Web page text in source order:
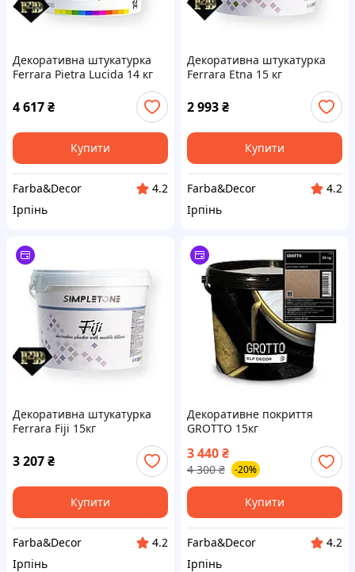
Декоративна штукатурка
Ferrara Pietra Lucida 14 кг
4 617₴
Купити
Farba&Decor
4.2
Ірпінь
Декоративна штукатурка
Ferrara Etna 15 кг
2 993₴
Купити
Farba&Decor
4.2
Ірпінь
Декоративна штукатурка
Ferrara Fiji 15кг
3 207₴
Купити
Farba&Decor
4.2
Ірпінь
Декоративне покриття
GROTTO 15кг
3 440₴
4 300 ₴ -20%
Купити
Farba&Decor
4.2
Ірпінь